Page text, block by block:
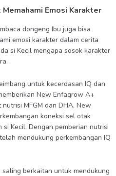
Emosi Karakter
dongeng Ibu juga bisa
emosi karakter dalam cerita
si Kecil mengapa sosok karakter
untuk kecerdasan IQ dan
New Enfagrow A+
MFGM dan DHA, New
koneksi sel otak
Kecil. Dengan pemberian nutrisi
mendukung perkembangan IQ
berkaitan untuk mendukung